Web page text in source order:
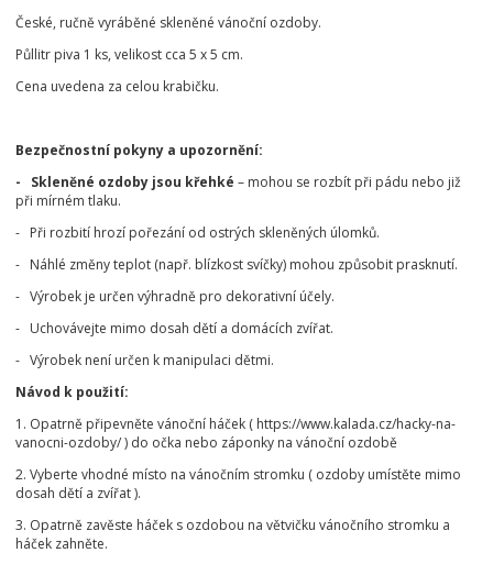
České, ručně vyráběné skleněné vánoční ozdoby.
Půllitr piva 1 ks, velikost cca 5 x 5 cm.
Cena uvedena za celou krabičku.
Bezpečnostní pokyny a upozornění:
- Skleněné ozdoby jsou křehké – mohou se rozbít při pádu nebo již
při mírném tlaku.
- Při rozbití hrozí pořezání od ostrých skleněných úlomků.
- Náhlé změny teplot (např. blízkost svíčky) mohou způsobit prasknutí.
- Výrobek je určen výhradně pro dekorativní účely.
- Uchovávejte mimo dosah dětí a domácích zvířat.
- Výrobek není určen k manipulaci dětmi.
Návod k použití:
1. Opatrně připevněte vánoční háček ( https://www.kalada.cz/hacky-na-
vanocni-ozdoby/ ) do očka nebo záponky na vánoční ozdobě
2. Vyberte vhodné místo na vánočním stromku ( ozdoby umístěte mimo
dosah dětí a zvířat ).
3. Opatrně zavěste háček s ozdobou na větvičku vánočního stromku a
háček zahněte.